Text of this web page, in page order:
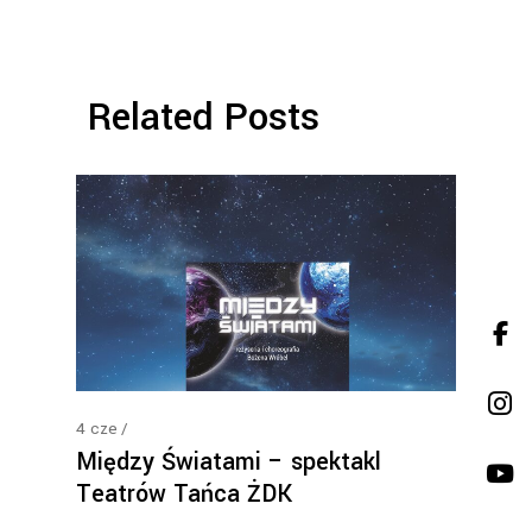
Related Posts
4 cze
Między Światami – spektakl
Teatrów Tańca ŻDK